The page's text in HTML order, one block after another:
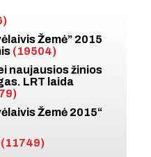
Žemė” 2015
(19504)
naujausios žinios
LRT laida
Žemė 2015“
(11749)